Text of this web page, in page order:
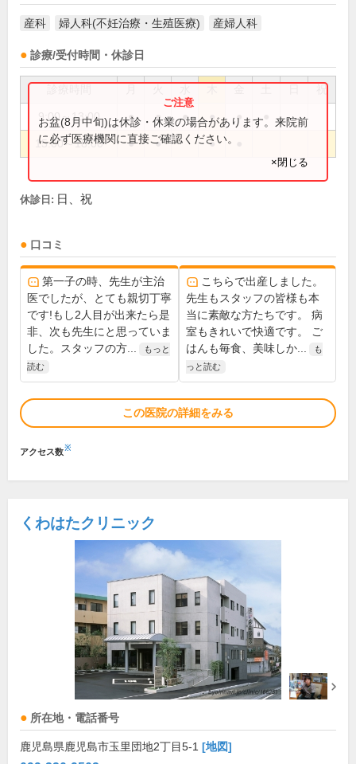
産科 婦人科(不妊治療・生殖医療) 産婦人科
診療/受付時間・休診日
祝
9:00～13:00 ● ● ● ● ●
15:00～18:00 ● ● ●
お盆(8月中旬)は休診・休業の場合があります。来院前
に必ず医療機関に直接ご確認ください。
×閉じる
休診日: 日、祝
口コミ
第一子の時、先生が主治
医でしたが、とても親切丁寧
です!もし2人目が出来たら是
非、次も先生にと思っていま
した。スタッフの方...
もっと
読む
こちらで出産しました。
先生もスタッフの皆様も本
当に素敵な方たちです。 病
室もきれいで快適です。 ご
はんも毎食、美味しか...
も
っと読む
この医院の詳細をみる
アクセス数※
くわはたクリニック
所在地・電話番号
鹿児島県鹿児島市玉里団地2丁目5-1 [地図]